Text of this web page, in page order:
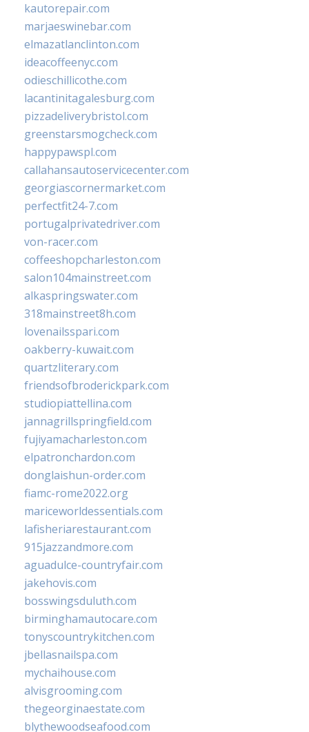
kautorepair.com
marjaeswinebar.com
elmazatlanclinton.com
ideacoffeenyc.com
odieschillicothe.com
lacantinitagalesburg.com
pizzadeliverybristol.com
greenstarsmogcheck.com
happypawspl.com
callahansautoservicecenter.com
georgiascornermarket.com
perfectfit24-7.com
portugalprivatedriver.com
von-racer.com
coffeeshopcharleston.com
salon104mainstreet.com
alkaspringswater.com
318mainstreet8h.com
lovenailsspari.com
oakberry-kuwait.com
quartzliterary.com
friendsofbroderickpark.com
studiopiattellina.com
jannagrillspringfield.com
fujiyamacharleston.com
elpatronchardon.com
donglaishun-order.com
fiamc-rome2022.org
mariceworldessentials.com
lafisheriarestaurant.com
915jazzandmore.com
aguadulce-countryfair.com
jakehovis.com
bosswingsduluth.com
birminghamautocare.com
tonyscountrykitchen.com
jbellasnailspa.com
mychaihouse.com
alvisgrooming.com
thegeorginaestate.com
blythewoodseafood.com